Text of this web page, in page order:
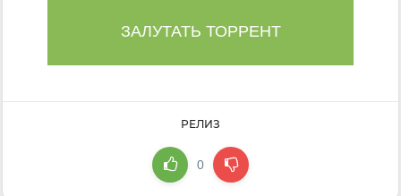
ЗАЛУТАТЬ ТОРРЕНТ
РЕЛИЗ
0